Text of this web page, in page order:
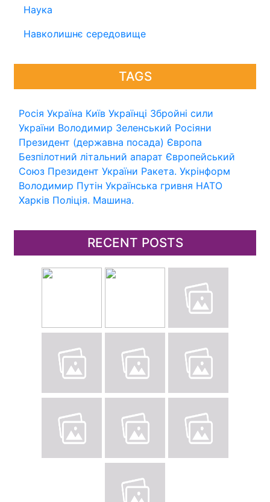
Наука
Навколишнє середовище
TAGS
Росія Україна Київ Українці Збройні сили
України Володимир Зеленський Росіяни
Президент (державна посада) Європа
Безпілотний літальний апарат Європейський
Союз Президент України Ракета. Укрінформ
Володимир Путін Українська гривня НАТО
Харків Поліція. Машина.
RECENT POSTS